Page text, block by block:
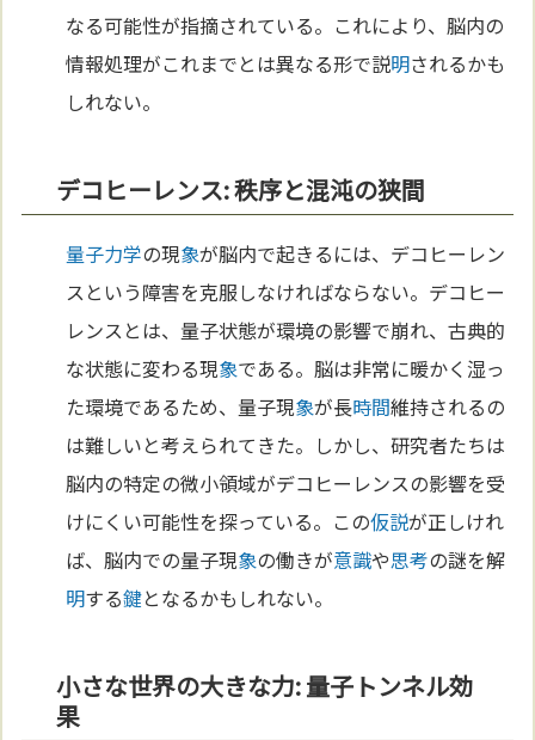
なる可能性が指摘されている。これにより、脳内の
情報処理がこれまでとは異なる形で説明されるかも
しれない。
デコヒーレンス: 秩序と混沌の狭間
量子力学の現象が脳内で起きるには、デコヒーレン
スという障害を克服しなければならない。デコヒー
レンスとは、量子状態が環境の影響で崩れ、古典的
な状態に変わる現象である。脳は非常に暖かく湿っ
た環境であるため、量子現象が長時間維持されるの
は難しいと考えられてきた。しかし、研究者たちは
脳内の特定の微小領域がデコヒーレンスの影響を受
けにくい可能性を探っている。この仮説が正しけれ
ば、脳内での量子現象の働きが意識や思考の謎を解
明する鍵となるかもしれない。
小さな世界の大きな力: 量子トンネル効
果